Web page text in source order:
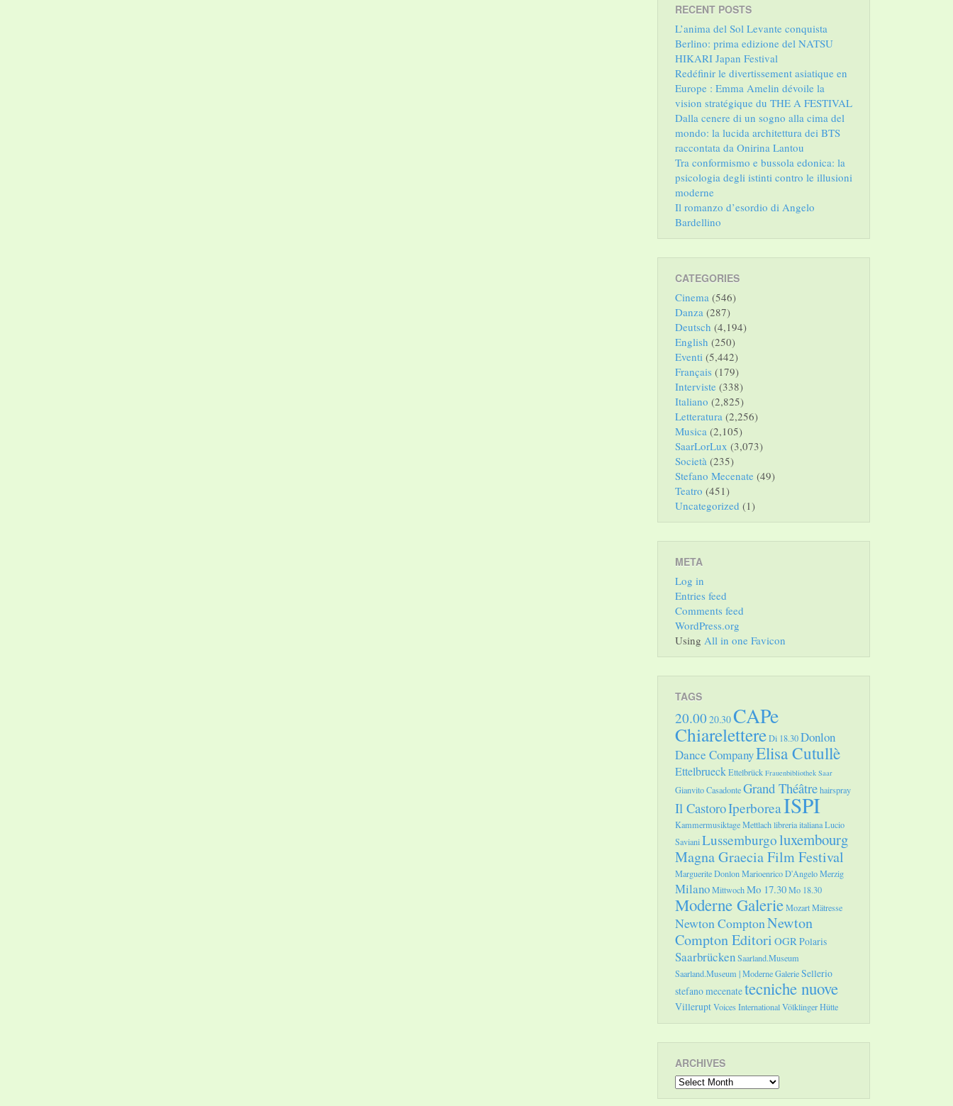
RECENT POSTS
L’anima del Sol Levante conquista
Berlino: prima edizione del NATSU
HIKARI Japan Festival
Redéfinir le divertissement asiatique en
Europe : Emma Amelin dévoile la
vision stratégique du THE A FESTIVAL
Dalla cenere di un sogno alla cima del
mondo: la lucida architettura dei BTS
raccontata da Onirina Lantou
Tra conformismo e bussola edonica: la
psicologia degli istinti contro le illusioni
moderne
Il romanzo d’esordio di Angelo
Bardellino
CATEGORIES
Cinema (546)
Danza (287)
Deutsch (4,194)
English (250)
Eventi (5,442)
Français (179)
Interviste (338)
Italiano (2,825)
Letteratura (2,256)
Musica (2,105)
SaarLorLux (3,073)
Società (235)
Stefano Mecenate (49)
Teatro (451)
Uncategorized (1)
META
Log in
Entries feed
Comments feed
WordPress.org
Using All in one Favicon
TAGS
20.00 20.30CAPe
ChiarelettereDi 18.30Donlon
Dance CompanyElisa Cutullè
EttelbrueckEttelbrück Frauenbibliothek Saar
Gianvito CasadonteGrand Théâtrehairspray
Il CastoroIperboreaISPI
Kammermusiktage Mettlachlibreria italianaLucio
SavianiLussemburgoluxembourg
Magna Graecia Film Festival
Marguerite DonlonMarioenrico D'AngeloMerzig
MilanoMittwochMo 17.30Mo 18.30
Moderne GalerieMozartMätresse
Newton ComptonNewton
Compton Editori OGRPolaris
SaarbrückenSaarland.Museum
Saarland.Museum | Moderne GalerieSellerio
stefano mecenatetecniche nuove
VilleruptVoices InternationalVölklinger Hütte
ARCHIVES
Archives